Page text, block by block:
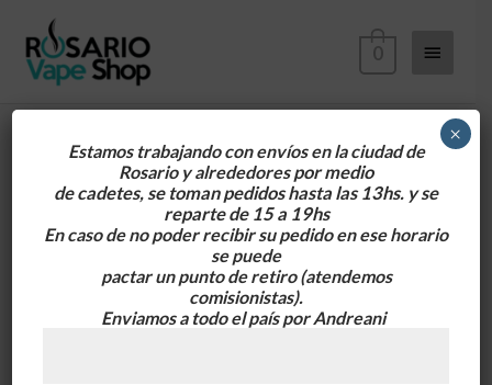
contenido
0
Estamos trabajando con envíos en la ciudad de
Rosario y alrededorespor medio
de cadetes, se toman pedidos hasta las 13hs. y se
reparte de 15 a 19hs
En caso de no poder recibir su pedido en ese horario
se puede
pactar un punto de retiro(atendemos
comisionistas).
Enviamos a todo el país por Andreani
×